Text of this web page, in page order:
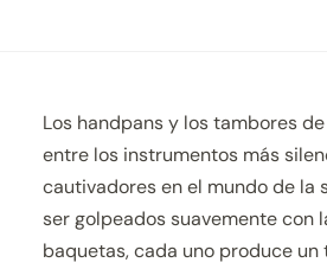
Los handpans y los tambores
entre los instrumentos más
cautivadores en el mundo de la
ser golpeados suavemente con
baquetas, cada uno produce un